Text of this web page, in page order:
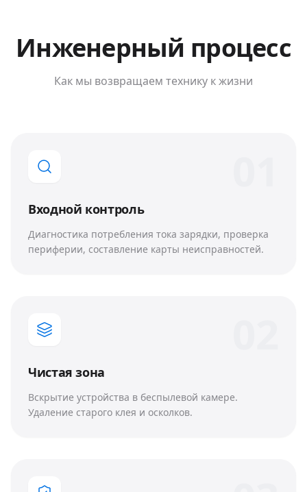
Инженерный процесс
Как мы возвращаем технику к жизни
Входной контроль
Диагностика потребления тока зарядки, проверка
периферии, составление карты неисправностей.
Чистая зона
Вскрытие устройства в беспылевой камере.
Удаление старого клея и осколков.